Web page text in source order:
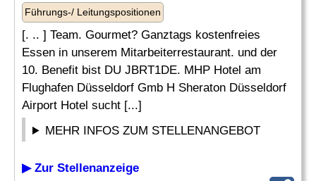
Führungs-/ Leitungspositionen
[. .. ] Team. Gourmet? Ganztags kostenfreies
Essen in unserem Mitarbeiterrestaurant. und der
10. Benefit bist DU JBRT1DE. MHP Hotel am
Flughafen Düsseldorf Gmb H Sheraton Düsseldorf
Airport Hotel sucht [...]
MEHR INFOS ZUM STELLENANGEBOT
▶ Zur Stellenanzeige